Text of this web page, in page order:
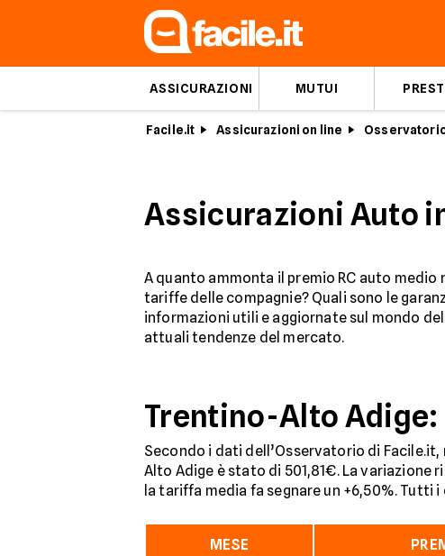
ASSICURAZIONI MUTUI
Facile.it Assicurazioni on line
Assicurazioni Auto
A quanto ammonta il premio RC auto
tariffe delle compagnie? Quali sono le
informazioni utili e aggiornate sul mondo
attuali tendenze del mercato.
Trentino-Alto Adige:
Secondo i dati dell’Osservatorio di
Alto Adige è stato di 501,81€. La variazione
la tariffa media fa segnare un +6,50%. Tutti
MESE